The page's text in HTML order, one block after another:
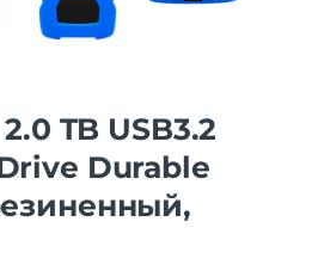
TB USB3.2
Durable